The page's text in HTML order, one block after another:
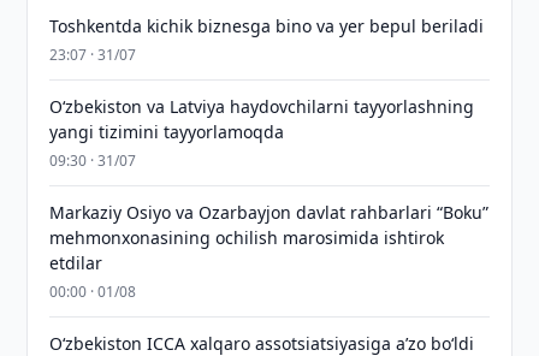
Toshkentda kichik biznesga bino va yer bepul beriladi
23:07 · 31/07
Oʻzbekiston va Latviya haydovchilarni tayyorlashning
yangi tizimini tayyorlamoqda
09:30 · 31/07
Markaziy Osiyo va Ozarbayjon davlat rahbarlari “Boku”
mehmonxonasining ochilish marosimida ishtirok
etdilar
00:00 · 01/08
O‘zbekiston ICCA xalqaro assotsiatsiyasiga aʼzo bo‘ldi